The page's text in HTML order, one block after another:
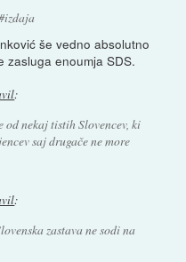
še vedno absolutno
zasluga enoumja SDS.
:
nekaj tistih Slovencev, ki
saj drugače ne more
:
zastava ne sodi na